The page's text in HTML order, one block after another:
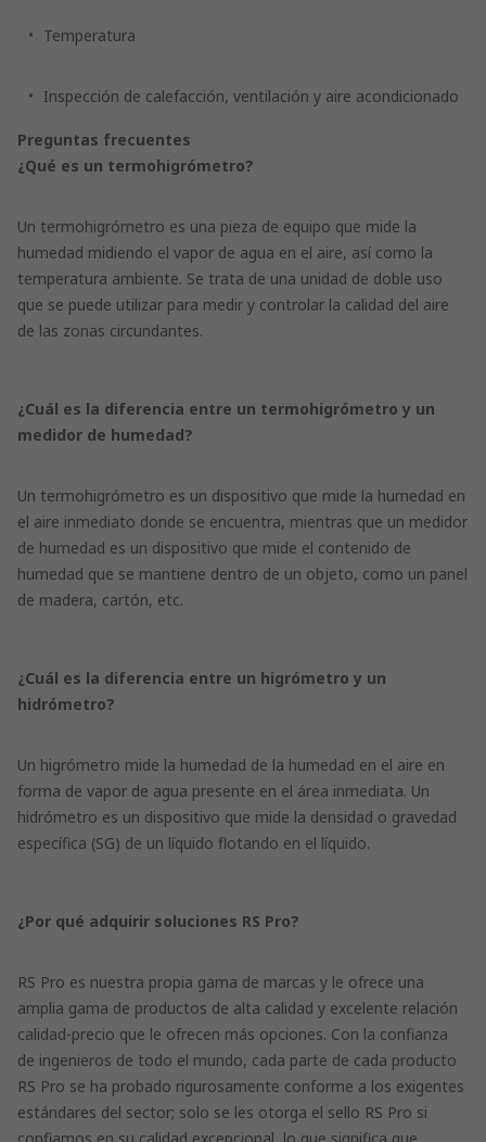
Temperatura
Inspección de calefacción, ventilación y aire acondicionado
Preguntas frecuentes
¿Qué es un termohigrómetro?
Un termohigrómetro es una pieza de equipo que mide la
humedad midiendo el vapor de agua en el aire, así como la
temperatura ambiente. Se trata de una unidad de doble uso
que se puede utilizar para medir y controlar la calidad del aire
de las zonas circundantes.
¿Cuál es la diferencia entre un termohigrómetro y un
medidor de humedad?
Un termohigrómetro es un dispositivo que mide la humedad en
el aire inmediato donde se encuentra, mientras que un medidor
de humedad es un dispositivo que mide el contenido de
humedad que se mantiene dentro de un objeto, como un panel
de madera, cartón, etc.
¿Cuál es la diferencia entre un higrómetro y un
hidrómetro?
Un higrómetro mide la humedad de la humedad en el aire en
forma de vapor de agua presente en el área inmediata. Un
hidrómetro es un dispositivo que mide la densidad o gravedad
específica (SG) de un líquido flotando en el líquido.
¿Por qué adquirir soluciones RS Pro?
RS Pro es nuestra propia gama de marcas y le ofrece una
amplia gama de productos de alta calidad y excelente relación
calidad-precio que le ofrecen más opciones. Con la confianza
de ingenieros de todo el mundo, cada parte de cada producto
RS Pro se ha probado rigurosamente conforme a los exigentes
estándares del sector; solo se les otorga el sello RS Pro si
confiamos en su calidad excepcional, lo que significa que